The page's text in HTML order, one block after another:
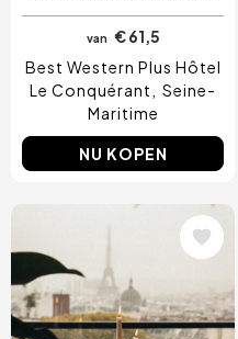
van € 61,5
Best Western Plus Hôtel
Le Conquérant
Seine-
Maritime
NU KOPEN
Afbeelding